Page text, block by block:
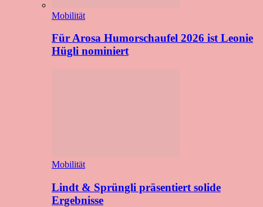
Mobilität
Für Arosa Humorschaufel 2026 ist Leonie
Hügli nominiert
Mobilität
Lindt & Sprüngli präsentiert solide
Ergebnisse